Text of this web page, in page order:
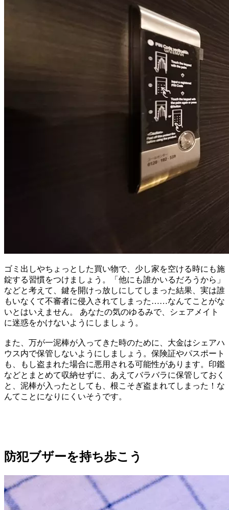
ゴミ出しやちょっとした買い物で、少し家を空ける時にも施
錠する習慣をつけましょう。「他にも誰かいるだろうから」
などと考えて、鍵を開けっ放しにしてしまった結果、実は誰
もいなくて不審者に侵入されてしまった……なんてことがな
いとはいえません。 あなたの気のゆるみで、シェアメイト
に迷惑をかけないようにしましょう。
また、万が一泥棒が入ってきた時のために、大金はシェアハ
ウス内で保管しないようにしましょう。保険証やパスポート
も、もし盗まれた場合に悪用される可能性があります。印鑑
などとまとめて収納せずに、あえてバラバラに保管しておく
と、泥棒が入ったとしても、根こそぎ盗まれてしまった！な
んてことになりにくいそうです。
防犯ブザーを持ち歩こう